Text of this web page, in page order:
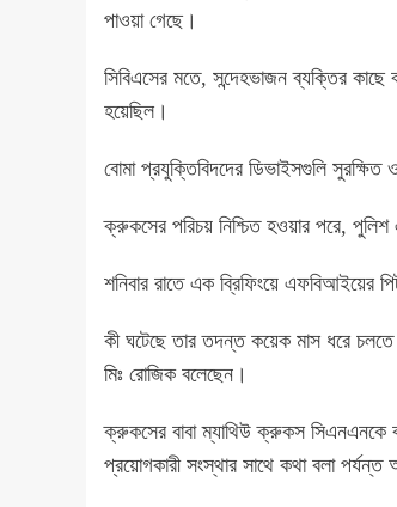
পাওয়া গেছে।
সিবিএসের মতে, সন্দেহভাজন ব্যক্তির
হয়েছিল।
বোমা প্রযুক্তিবিদদের ডিভাইসগুলি
ক্রুকসের পরিচয় নিশ্চিত হওয়ার পরে,
শনিবার রাতে এক ব্রিফিংয়ে এফবিআইয়ের
কী ঘটেছে তার তদন্ত কয়েক মাস ধরে
মিঃ রোজিক বলেছেন।
ক্রুকসের বাবা ম্যাথিউ ক্রুকস সিএনএনকে
প্রয়োগকারী সংস্থার সাথে কথা বলা পর্যন্ত